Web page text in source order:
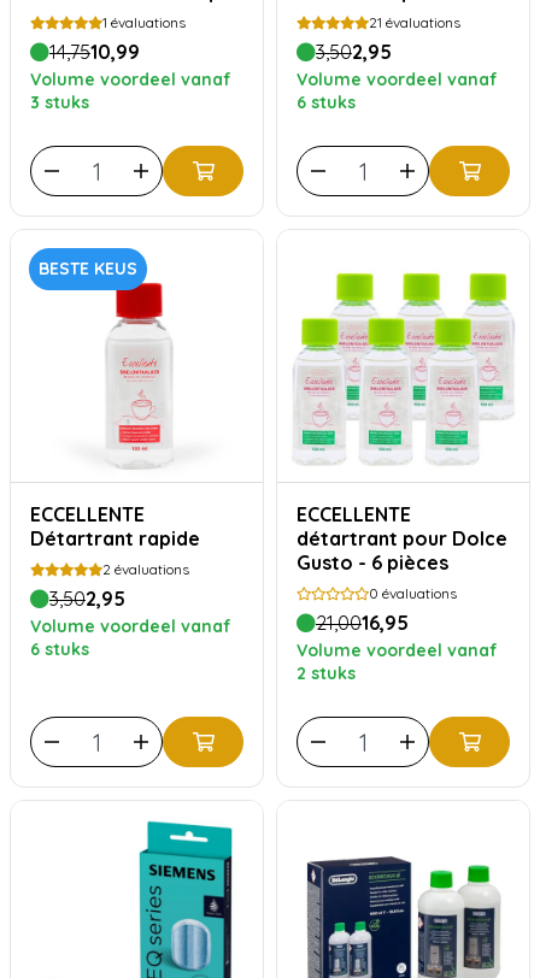
1 évaluations
14,7510,99
Volume voordeel vanaf
3 stuks
21 évaluations
3,502,95
Volume voordeel vanaf
6 stuks
BESTE KEUS
ECCELLENTE
Détartrant rapide
2 évaluations
3,502,95
Volume voordeel vanaf
6 stuks
ECCELLENTE
détartrant pour Dolce
Gusto - 6 pièces
0 évaluations
21,0016,95
Volume voordeel vanaf
2 stuks